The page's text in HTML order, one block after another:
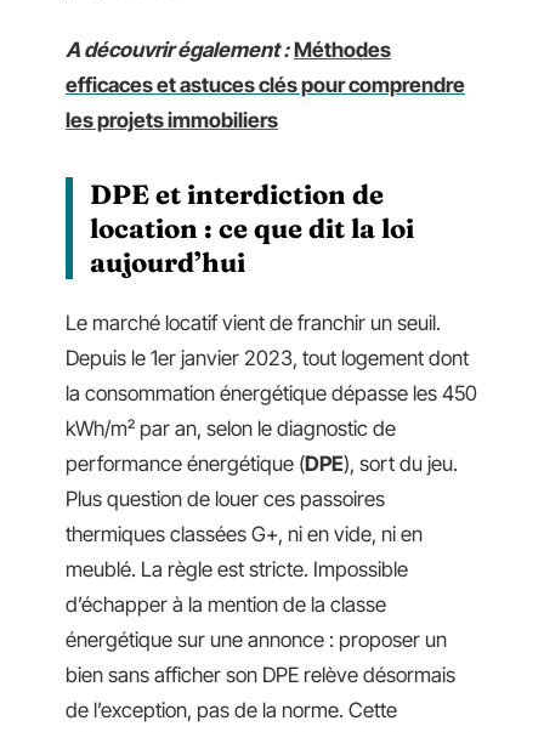
A découvrir également : Méthodes
efficaces et astuces clés pour comprendre
les projets immobiliers
DPE et interdiction de
location : ce que dit la loi
aujourd’hui
Le marché locatif vient de franchir un seuil.
Depuis le 1er janvier 2023, tout logement dont
la consommation énergétique dépasse les 450
kWh/m² par an, selon le diagnostic de
performance énergétique (DPE), sort du jeu.
Plus question de louer ces passoires
thermiques classées G+, ni en vide, ni en
meublé. La règle est stricte. Impossible
d’échapper à la mention de la classe
énergétique sur une annonce : proposer un
bien sans afficher son DPE relève désormais
de l’exception, pas de la norme. Cette